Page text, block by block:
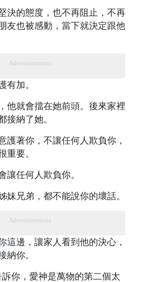
決的態度，也不再阻止，不再
友也被感動，當下就決定跟他
Advertisements
有加。
他就會擋在她前頭。後來家裡
接納了她。
護著你，不讓任何人欺負你，
重要。
讓任何人欺負你。
妹兄弟，都不能說你的壞話。
Advertisements
這邊，讓家人看到他的決心，
納你。
你，愛神是萬物的第二個太